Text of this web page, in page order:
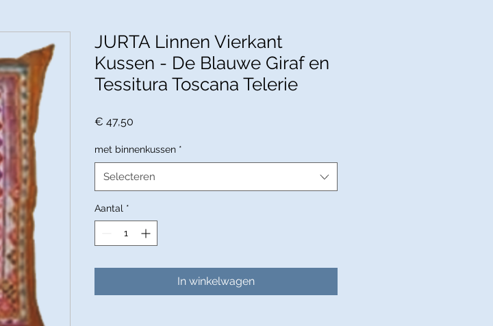
JURTA Linnen Vierkant
Kussen - De Blauwe Giraf en
Tessitura Toscana Telerie
€ 47,50
met binnenkussen *
Selecteren
Aantal *
In winkelwagen